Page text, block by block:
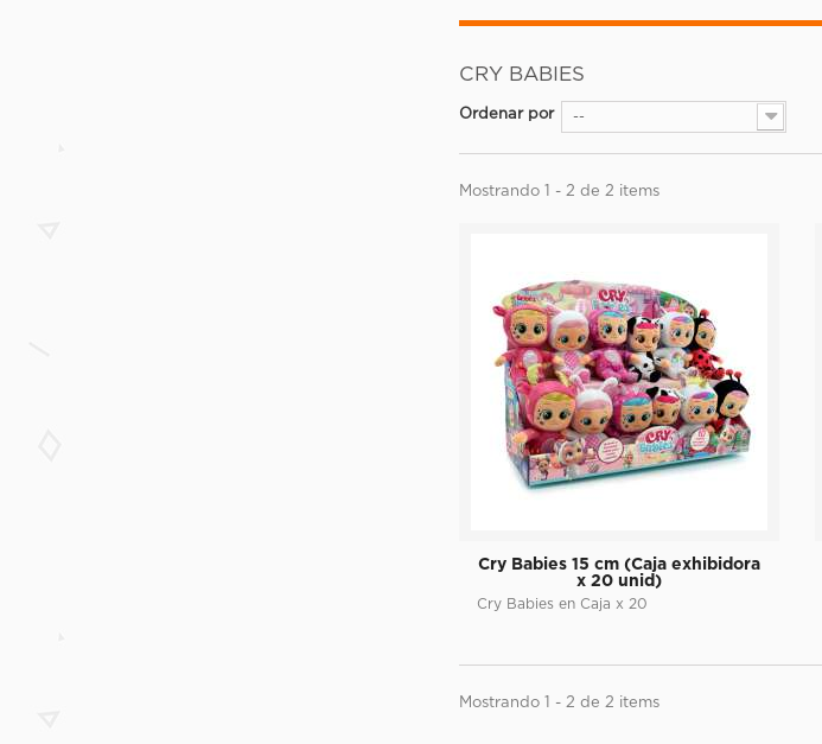
CRY BABIES
Ordenar por --
Mostrando 1 - 2 de 2 items
Cry Babies 15 cm (Caja exhibidora
x 20 unid)
Cry Babies en Caja x 20
Mostrando 1 - 2 de 2 items